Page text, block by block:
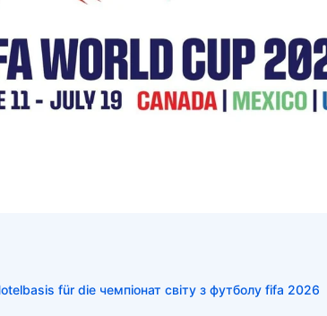
für die чемпіонат світу з футболу fifa 2026